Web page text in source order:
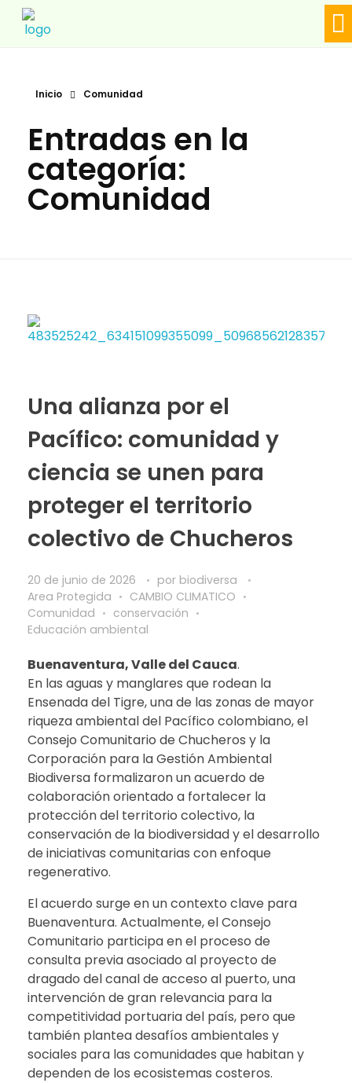
Inicio Comunidad
Entradas en la
categoría:
Comunidad
Una alianza por el
Pacífico: comunidad y
ciencia se unen para
proteger el territorio
colectivo de Chucheros
20 de junio de 2026 por biodiversa
Area Protegida
CAMBIO CLIMATICO
Comunidad
conservación
Educación ambiental
Buenaventura, Valle del Cauca.
En las aguas y manglares que rodean la
Ensenada del Tigre, una de las zonas de mayor
riqueza ambiental del Pacífico colombiano, el
Consejo Comunitario de Chucheros y la
Corporación para la Gestión Ambiental
Biodiversa formalizaron un acuerdo de
colaboración orientado a fortalecer la
protección del territorio colectivo, la
conservación de la biodiversidad y el desarrollo
de iniciativas comunitarias con enfoque
regenerativo.
El acuerdo surge en un contexto clave para
Buenaventura. Actualmente, el Consejo
Comunitario participa en el proceso de
consulta previa asociado al proyecto de
dragado del canal de acceso al puerto, una
intervención de gran relevancia para la
competitividad portuaria del país, pero que
también plantea desafíos ambientales y
sociales para las comunidades que habitan y
dependen de los ecosistemas costeros.